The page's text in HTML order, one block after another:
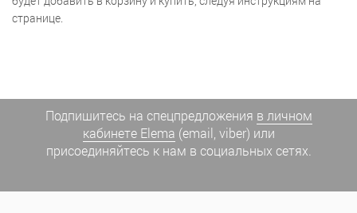
странице.
Подпишитесь на спецпредложения в личном
кабинете Elema (email, viber) или
присоединяйтесь к нам в социальных сетях.